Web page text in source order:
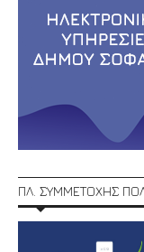
ΠΛ. ΣΥΜΜΕΤΟΧΗΣ